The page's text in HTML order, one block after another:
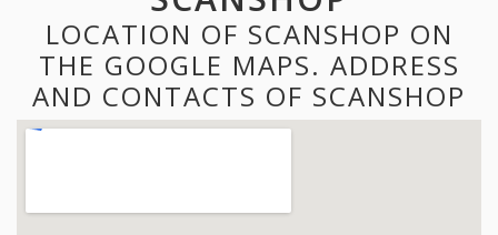
LOCATION OF SCANSHOP ON
THE GOOGLE MAPS. ADDRESS
AND CONTACTS OF SCANSHOP